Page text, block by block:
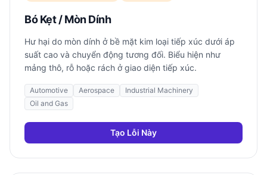
Bó Kẹt / Mòn Dính
Hư hại do mòn dính ở bề mặt kim loại tiếp xúc dưới áp
suất cao và chuyển động tương đối. Biểu hiện như
mảng thô, rỗ hoặc rách ở giao diện tiếp xúc.
Automotive Aerospace
Industrial Machinery
Oil and Gas
Tạo Lỗi Này